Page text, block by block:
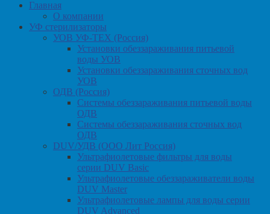
Главная
О компании
УФ стерилизаторы
УОВ УФ-ТЕХ (Россия)
Установки обеззараживания питьевой
воды УОВ
Установки обеззараживания сточных вод
УОВ
ОДВ (Россия)
Системы обеззараживания питьевой воды
ОДВ
Системы обеззараживания сточных вод
ОДВ
DUV/УДВ (ООО Лит Россия)
Ультрафиолетовые фильтры для воды
серии DUV Basic
Ультрафиолетовые обеззараживатели воды
DUV Master
Ультрафиолетовые лампы для воды серии
DUV Advanced